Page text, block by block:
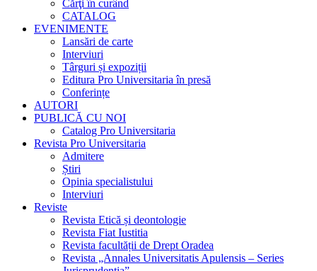
Cărţi în curând
CATALOG
EVENIMENTE
Lansări de carte
Interviuri
Târguri și expoziții
Editura Pro Universitaria în presă
Conferințe
AUTORI
PUBLICĂ CU NOI
Catalog Pro Universitaria
Revista Pro Universitaria
Admitere
Știri
Opinia specialistului
Interviuri
Reviste
Revista Etică și deontologie
Revista Fiat Iustitia
Revista facultății de Drept Oradea
Revista „Annales Universitatis Apulensis – Series